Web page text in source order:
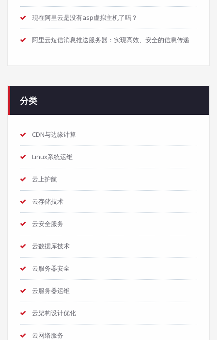
现在阿里云是没有asp虚拟主机了吗？
阿里云短信消息推送服务器：实现高效、安全的信息传递
分类
CDN与边缘计算
Linux系统运维
云上护航
云存储技术
云安全服务
云数据库技术
云服务器安全
云服务器运维
云架构设计优化
云网络服务